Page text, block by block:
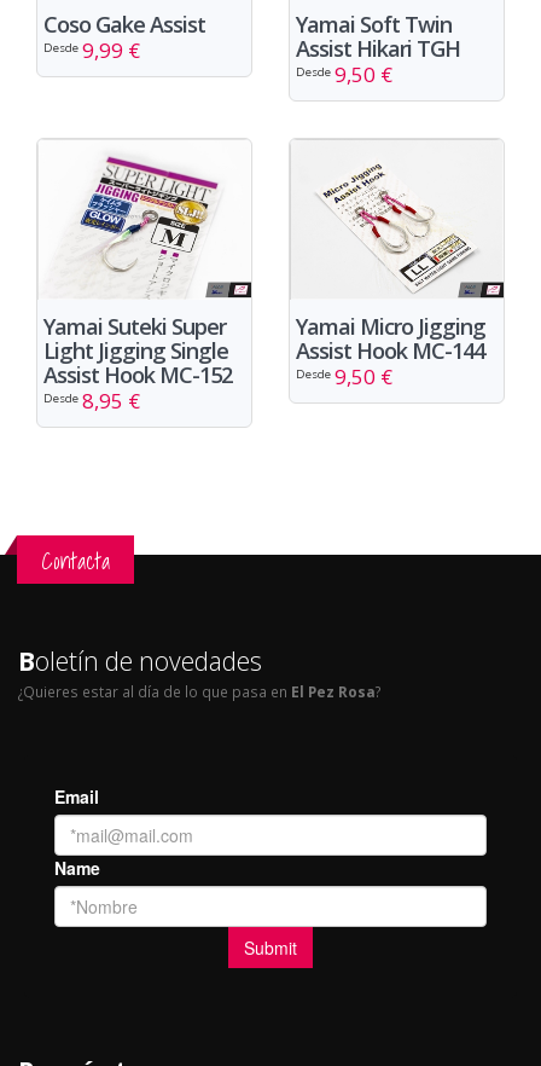
Coso Gake Assist
Desde 9,99 €
Yamai Soft Twin
Assist Hikari TGH
Desde 9,50 €
Yamai Suteki Super
Light Jigging Single
Assist Hook MC-152
Desde 8,95 €
Yamai Micro Jigging
Assist Hook MC-144
Desde 9,50 €
Contacta
Boletín de novedades
¿Quieres estar al día de lo que pasa en El Pez Rosa?